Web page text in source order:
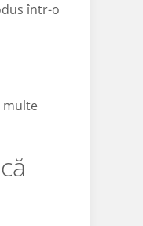
într-o
multe